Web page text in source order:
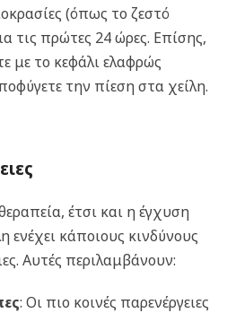
(όπως το ζεστό
τις πρώτες 24 ώρες. Επίσης,
με το κεφάλι ελαφρώς
την πίεση στα χείλη.
έτσι και η έγχυση
ενέχει κάποιους κινδύνους
Αυτές περιλαμβάνουν:
: Οι πιο κοινές παρενέργειες